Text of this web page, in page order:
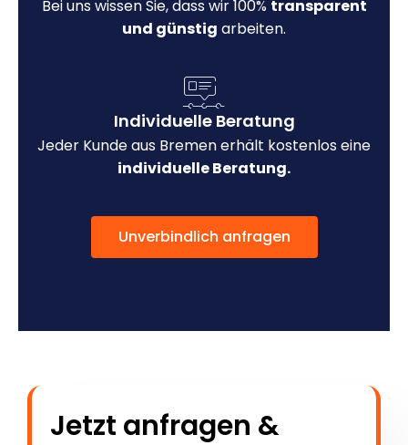
Bei uns wissen Sie, dass wir 100% transparent
und günstig arbeiten.
Individuelle Beratung
Jeder Kunde aus Bremen erhält kostenlos eine
individuelle Beratung.
Unverbindlich anfragen
Jetzt anfragen &